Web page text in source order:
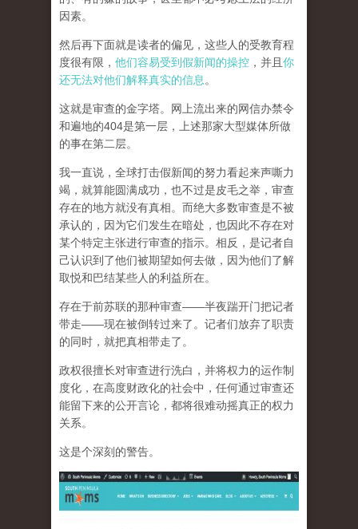
因素。
然后再下面就是读者的偏见，这些人的受教育程
度很有限， 他们容易受到假新闻的操控 ，并且 你
还无法对他们解释真实的信息 。
这就是审查的金字塔。网上流出来的网信办禁令
和遍地的404是第一层，上述那家大型媒体所做
的事在第二层。
我一直说，全球打击假新闻的努力看起来声嘶力
竭，就算能圆满成功，也不过是皮毛之举，审查
存在的地方就没有真相。而绝大多数审查是不被
承认的，因为它们发生在暗处，也因此不存在对
某个特定主张进行审查的指示。相反，是记者自
己认识到了他们被期望如何去做，因为他们了解
取悦和巴结某些人的利益所在。
存在于前苏联的那种审查——半夜踹开门把记者
带走——现在被倒转过来了。记者们放弃了职责
的同时，就把真相带走了。
政权很擅长对审查进行洗白，并将权力的运作制
度化，在高度财政化的社会中，任何通过审查还
能留下来的公开言论，都将很难动摇真正的权力
关系。
这是个深刻的警告。